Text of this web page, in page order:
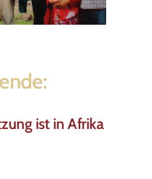
ist in Afrika